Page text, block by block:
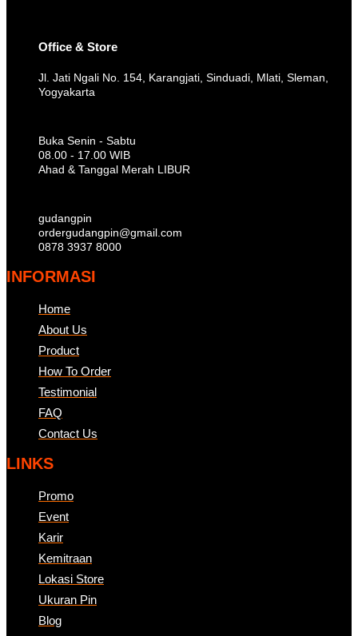
Office & Store
Jl. Jati Ngali No. 154, Karangjati, Sinduadi, Mlati, Sleman,
Yogyakarta
Buka Senin - Sabtu
08.00 - 17.00 WIB
Ahad & Tanggal Merah LIBUR
gudangpin
ordergudangpin@gmail.com
0878 3937 8000
INFORMASI
Home
About Us
Product
How To Order
Testimonial
FAQ
Contact Us
LINKS
Promo
Event
Karir
Kemitraan
Lokasi Store
Ukuran Pin
Blog